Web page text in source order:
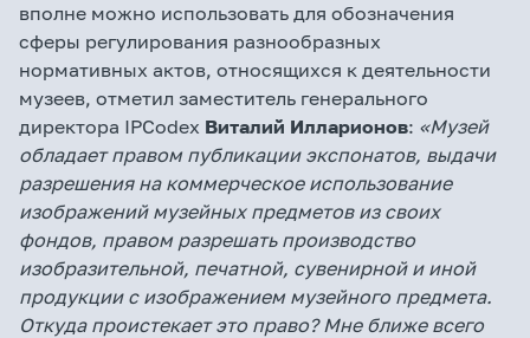
вполне можно использовать для обозначения
сферы регулирования разнообразных
нормативных актов, относящихся к деятельности
музеев, отметил заместитель генерального
директора IPCodex Виталий Илларионов: «Музей
обладает правом публикации экспонатов, выдачи
разрешения на коммерческое использование
изображений музейных предметов из своих
фондов, правом разрешать производство
изобразительной, печатной, сувенирной и иной
продукции с изображением музейного предмета.
Откуда проистекает это право? Мне ближе всего